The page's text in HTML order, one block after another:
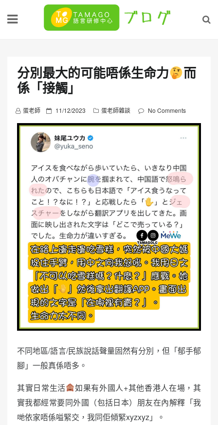
分別最大的可能唔係生命力
而
係「接觸」
蛋老師
P
o
d
o
n
11/12/2023 蛋老師雜談 No Comments
不同地區/語言/民族說話聲量固然有分別，但「郁手郁
腳」一般真係唔多。
其實日常生活
如果有外國人+其他香港人在場，其
實我都經常要同外國（包括日本）朋友在內解釋「我
哋依家唔係嗌緊交，我同佢傾緊xyzxyz」。